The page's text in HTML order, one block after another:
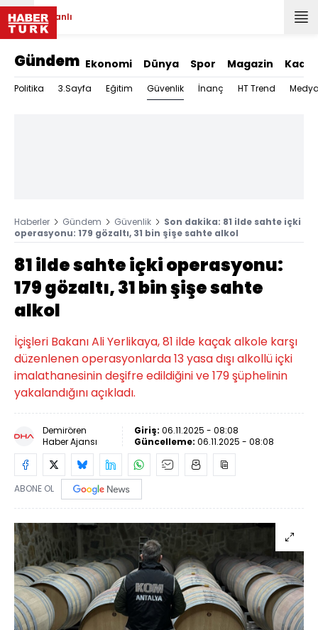
Canlı
Gündem Ekonomi Dünya Spor Magazin Kadın
Politika 3.Sayfa Eğitim Güvenlik İnanç HT Trend
Haberler Gündem Güvenlik
Son dakika: 81 ilde sahte içki
operasyonu: 179 gözaltı, 31 bin şişe sahte alkol
81 ilde sahte içki operasyonu:
179 gözaltı, 31 bin şişe sahte
alkol
İçişleri Bakanı Ali Yerlikaya, 81 ilde kaçak alkole karşı
düzenlenen operasyonlarda 13 yasa dışı alkollü içki
imalathanesinin deşifre edildiğini ve 179 şüphelinin
yakalandığını açıkladı.
Demirören
Haber Ajansı
Giriş: 06.11.2025 - 08:08
Güncelleme: 06.11.2025 - 08:08
ABONE OL